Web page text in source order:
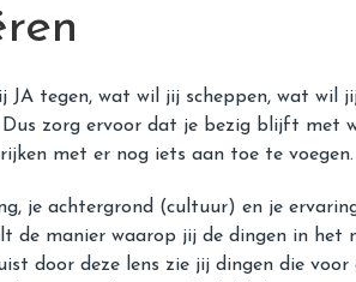
JA tegen, wat wil jij scheppen, wat wil
Dus zorg ervoor dat je bezig blijft met
met er nog iets aan toe te voegen.
je achtergrond (cultuur) en je
de manier waarop jij de dingen in
door deze lens zie jij dingen die